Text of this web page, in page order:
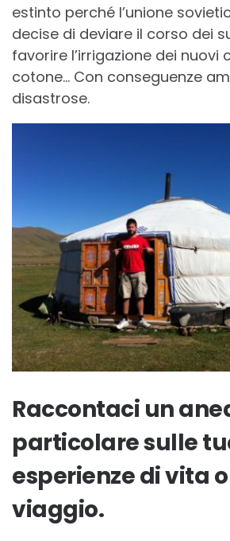
estinto perché l’unione
decise di deviare il corso dei
favorire l’irrigazione dei nuovi
cotone… Con conseguenze
disastrose.
Raccontaci un
particolare sulle
esperienze di vita
viaggio.